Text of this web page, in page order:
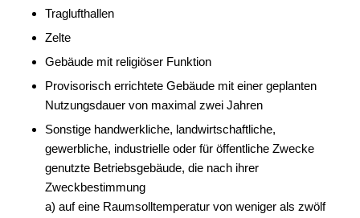
Traglufthallen
Zelte
Gebäude mit religiöser Funktion
Provisorisch errichtete Gebäude mit einer geplanten
Nutzungsdauer von maximal zwei Jahren
Sonstige handwerkliche, landwirtschaftliche,
gewerbliche, industrielle oder für öffentliche Zwecke
genutzte Betriebsgebäude, die nach ihrer
Zweckbestimmung
a) auf eine Raumsolltemperatur von weniger als zwölf